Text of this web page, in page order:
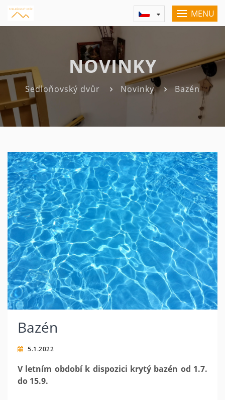
MENU
NOVINKY
Sedloňovský dvůr Novinky Bazén
Bazén
5.1.2022
V letním období k dispozici krytý bazén od 1.7.
do 15.9.